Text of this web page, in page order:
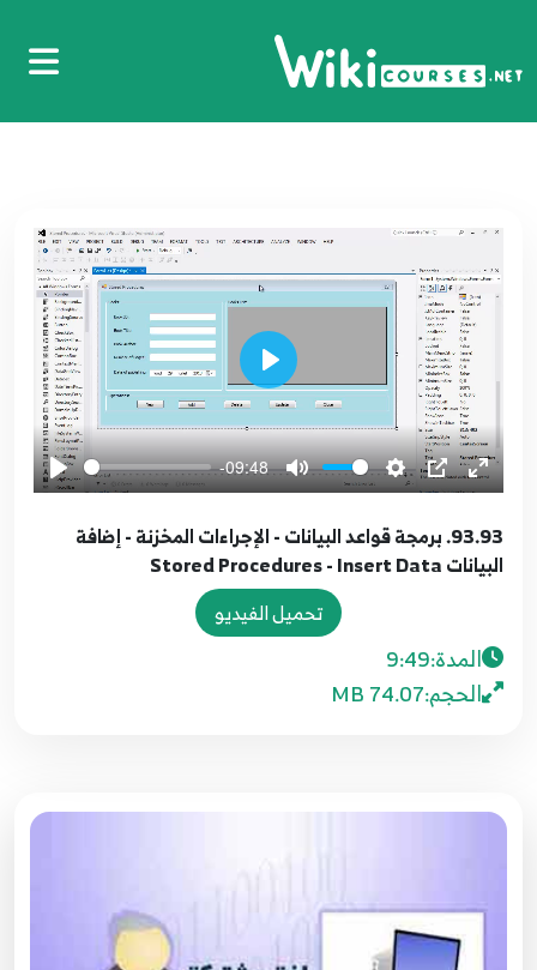
-09:48
Play
93.93. برمجة قواعد البيانات - الإجراءات المخزنة - إضافة
البيانات Stored Procedures - Insert Data
تحميل الفيديو
المدة:9:49
الحجم:74.07 MB
83.83. برمجة قواعد البيانات - إضافة البيانات في
93
84.84. برمجة قواعد البيانات - حذف البيانات عبر
SqlCommand
7:14
94
85.85. برمجة قواعد البيانات - تحديث البيانات عبر
SqlCommand - الجزء الأول
11:20
95
86.86. برمجة قواعد البيانات - تحديث البيانات عبر
SqlCommand - الجزء الثاني
10:32
96
87.87. برمجة قواعد البيانات - SqlDataAdapter,
DataSet, and DataGridView
7:58
Databinding and CurrencyManager
8:37